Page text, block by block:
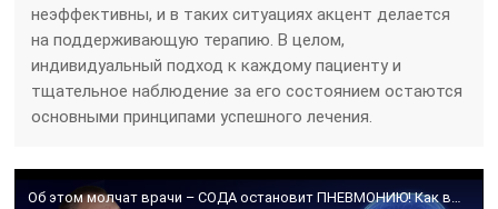
неэффективны, и в таких ситуациях акцент делается
на поддерживающую терапию. В целом,
индивидуальный подход к каждому пациенту и
тщательное наблюдение за его состоянием остаются
основными принципами успешного лечения.